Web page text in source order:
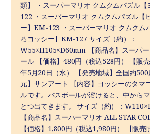
類】 ・スーパーマリオ クムクムパズル
122 ・スーパーマリオ クムクムパズル【
ー】KM-123 ・スーパーマリオ クムクム
ろヨッシー】KM-127 サイズ（約）：
W55×H105×D60mm 【商品名】スーパ
ール 【価格】480円（税込528円） 【販
年5月20日（水） 【発売地域】全国約500
元】サンアート 【内容】ヨッシーのタマ
ルです。バスボールが溶けると、中から
とつ出てきます。 サイズ（約）：
【商品名】スーパーマリオ ALL STAR
【価格】1,800円（税込1,980円） 【販売